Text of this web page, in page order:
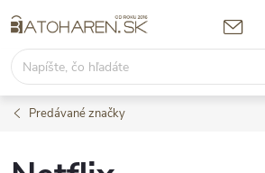
na
obsah
Predávané značky